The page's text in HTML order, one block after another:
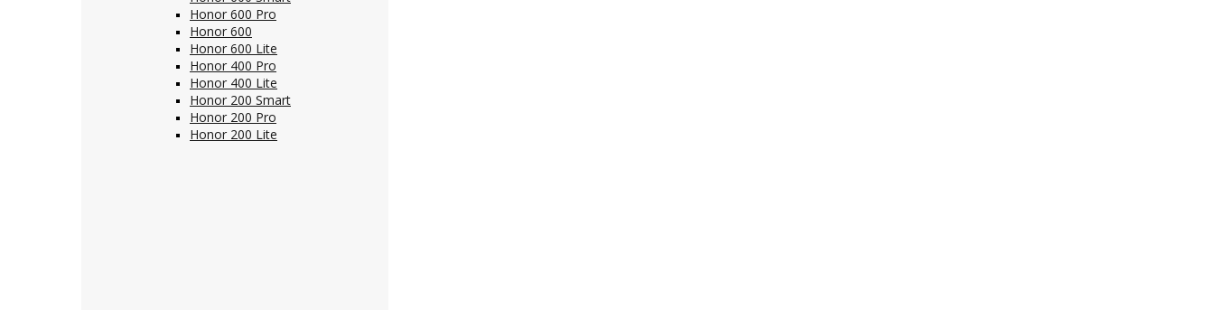
Honor 600 Pro
Honor 600
Honor 600 Lite
Honor 400 Pro
Honor 400 Lite
Honor 200 Smart
Honor 200 Pro
Honor 200 Lite